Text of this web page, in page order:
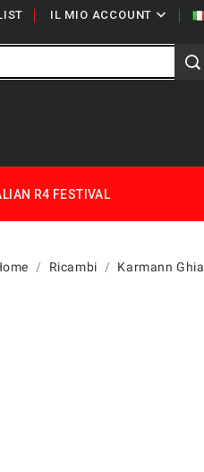
IL MIO ACCOUNT 
R4 FESTIVAL
Ricambi Karmann Ghia